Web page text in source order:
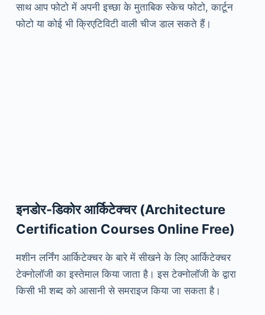
साथ आप फोटो में अपनी इच्छा के मुताबिक स्केच फोटो, कार्टून
फोटो या कोई भी क्रिएटिविटी वाली चीज डाल सकते हैं।
इनडोर-डिकोर आर्किटेक्चर(Architecture
Certification Courses Online Free)
मशीन लर्निंग आर्किटेक्चर के बारे में सीखने के लिए आर्किटेक्चर
टेक्नोलॉजी का इस्तेमाल किया जाता है। इस टेक्नोलॉजी के द्वारा
किसी भी शब्द को आसानी से समराइज किया जा सकता है।